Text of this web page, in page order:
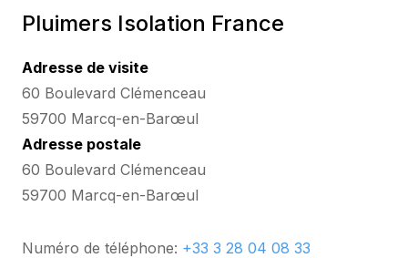
Pluimers Isolation France
Adresse de visite
60 Boulevard Clémenceau
59700 Marcq-en-Barœul
Adresse postale
60 Boulevard Clémenceau
59700 Marcq-en-Barœul
Numéro de téléphone: +33 3 28 04 08 33